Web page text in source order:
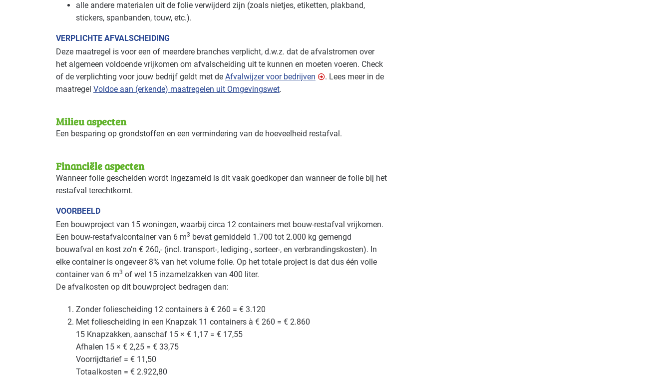
alle andere materialen uit de folie verwijderd zijn (zoals nietjes, etiketten, plakband,
stickers, spanbanden, touw, etc.).
VERPLICHTE AFVALSCHEIDING
Deze maatregel is voor een of meerdere branches verplicht, d.w.z. dat de afvalstromen over
het algemeen voldoende vrijkomen om afvalscheiding uit te kunnen en moeten voeren. Check
of de verplichting voor jouw bedrijf geldt met de Afvalwijzer voor bedrijven
. Lees meer in de
maatregel Voldoe aan (erkende) maatregelen uit Omgevingswet.
Milieu aspecten
Een besparing op grondstoffen en een vermindering van de hoeveelheid restafval.
Financiële aspecten
Wanneer folie gescheiden wordt ingezameld is dit vaak goedkoper dan wanneer de folie bij het
restafval terechtkomt.
VOORBEELD
Een bouwproject van 15 woningen, waarbij circa 12 containers met bouw-restafval vrijkomen.
Een bouw-restafvalcontainer van 6 m3 bevat gemiddeld 1.700 tot 2.000 kg gemengd
bouwafval en kost zo’n € 260,‐ (incl. transport-, lediging-, sorteer-, en verbrandingskosten). In
elke container is ongeveer 8% van het volume folie. Op het totale project is dat dus één volle
container van 6 m3 of wel 15 inzamelzakken van 400 liter.
De afvalkosten op dit bouwproject bedragen dan:
Zonder foliescheiding 12 containers à € 260 = € 3.120
Met foliescheiding in een Knapzak 11 containers à € 260 = € 2.860
15 Knapzakken, aanschaf 15 × € 1,17 = € 17,55
Afhalen 15 × € 2,25 = € 33,75
Voorrijdtarief = € 11,50
Totaalkosten = € 2.922,80